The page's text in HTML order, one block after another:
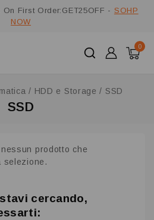
First Order:GET25OFF - SOHP
NOW
0
/ HDD e Storage / SSD
SSD
prodotto che
selezione.
cercando,